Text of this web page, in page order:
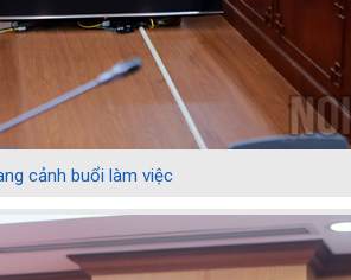
cảnh buổi làm việc